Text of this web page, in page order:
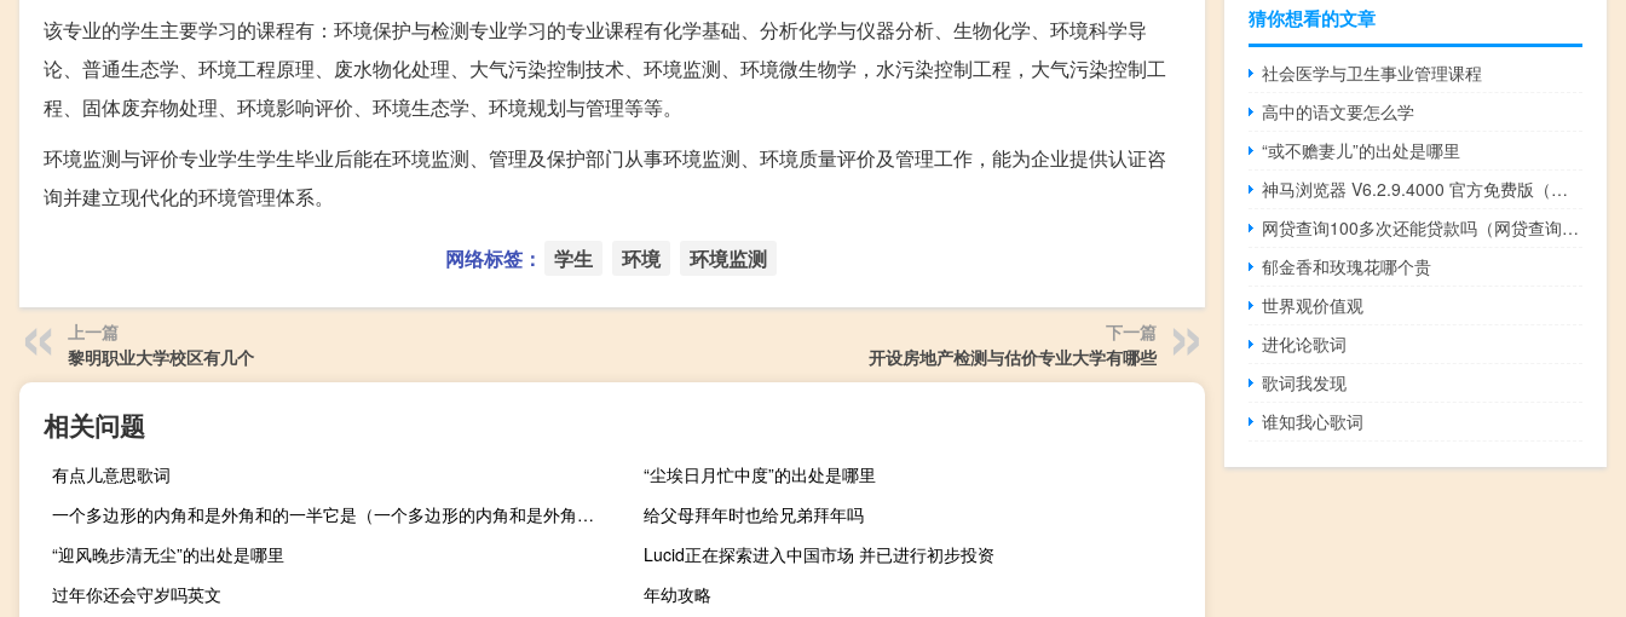
该专业的学生主要学习的课程有：环境保护与检测专业学习的专业课程有化学基础、分析化学与仪器分析、生物化学、环境科学导
论、普通生态学、环境工程原理、废水物化处理、大气污染控制技术、环境监测、环境微生物学，水污染控制工程，大气污染控制工
程、固体废弃物处理、环境影响评价、环境生态学、环境规划与管理等等。
环境监测与评价专业学生学生毕业后能在环境监测、管理及保护部门从事环境监测、环境质量评价及管理工作，能为企业提供认证咨
询并建立现代化的环境管理体系。
网络标签： 学生 环境 环境监测
上一篇
黎明职业大学校区有几个
下一篇
开设房地产检测与估价专业大学有哪些
相关问题
有点儿意思歌词
“尘埃日月忙中度”的出处是哪里
一个多边形的内角和是外角和的一半它是（一个多边形的内角和是外角和的一半）
给父母拜年时也给兄弟拜年吗
“迎风晚步清无尘”的出处是哪里
Lucid正在探索进入中国市场 并已进行初步投资
过年你还会守岁吗英文
年幼攻略
猜你想看的文章
社会医学与卫生事业管理课程
高中的语文要怎么学
“或不赡妻儿”的出处是哪里
神马浏览器 V6.2.9.4000 官方免费版（神马浏览器 V6.2.9.4000 官方免费版功能简介）
网贷查询100多次还能贷款吗（网贷查询110）
郁金香和玫瑰花哪个贵
世界观价值观
进化论歌词
歌词我发现
谁知我心歌词